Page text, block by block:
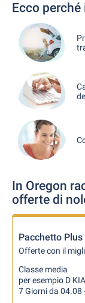
Ecco
In Oregon
offerte di
Pacchetto Plus
Offerte con il
Classe media
per esempio D
7 Giorni da 04.08